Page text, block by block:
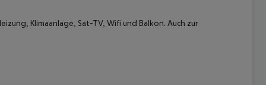
Klimaanlage, Sat-TV, Wifi und Balkon. Auch zur